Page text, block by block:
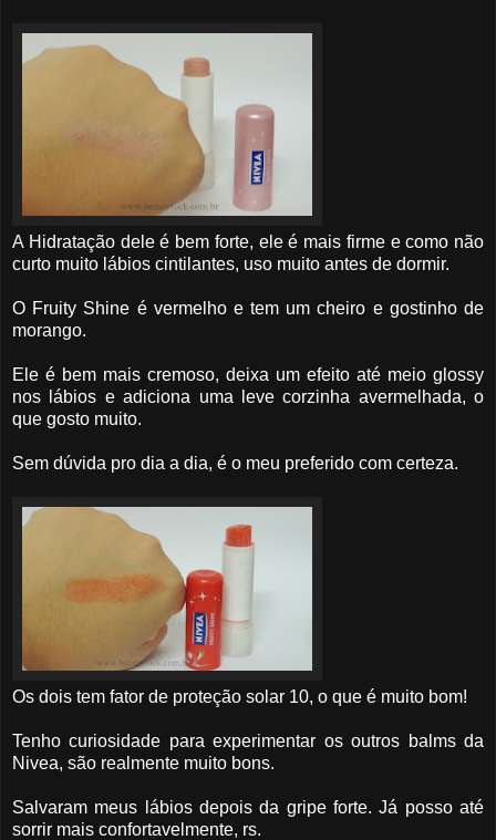
A Hidratação dele é bem forte, ele é mais firme e como não
curto muito lábios cintilantes, uso muito antes de dormir.
O Fruity Shine é vermelho e tem um cheiro e gostinho de
morango.
Ele é bem mais cremoso, deixa um efeito até meio glossy
nos lábios e adiciona uma leve corzinha avermelhada, o
que gosto muito.
Sem dúvida pro dia a dia, é o meu preferido com certeza.
Os dois tem fator de proteção solar 10, o que é muito bom!
Tenho curiosidade para experimentar os outros balms da
Nivea, são realmente muito bons.
Salvaram meus lábios depois da gripe forte. Já posso até
sorrir mais confortavelmente, rs.